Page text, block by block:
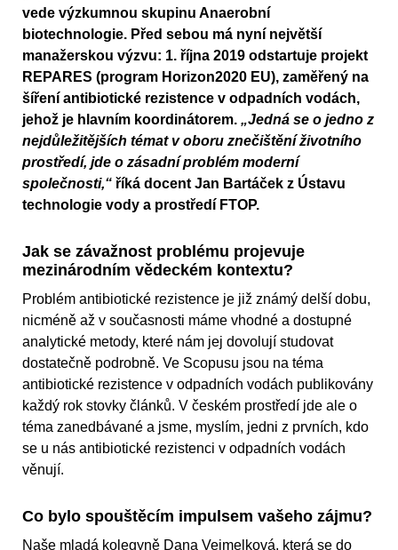
vede výzkumnou skupinu Anaerobní
biotechnologie. Před sebou má nyní největší
manažerskou výzvu: 1. října 2019 odstartuje projekt
REPARES (program Horizon2020 EU), zaměřený na
šíření antibiotické rezistence v odpadních vodách,
jehož je hlavním koordinátorem. „Jedná se o jedno z
nejdůležitějších témat v oboru znečištění životního
prostředí, jde o zásadní problém moderní
společnosti,“ říká docent Jan Bartáček z Ústavu
technologie vody a prostředí FTOP.
Jak se závažnost problému projevuje
mezinárodním vědeckém kontextu?
Problém antibiotické rezistence je již známý delší dobu,
nicméně až v současnosti máme vhodné a dostupné
analytické metody, které nám jej dovolují studovat
dostatečně podrobně. Ve Scopusu jsou na téma
antibiotické rezistence v odpadních vodách publikovány
každý rok stovky článků. V českém prostředí jde ale o
téma zanedbávané a jsme, myslím, jedni z prvních, kdo
se u nás antibiotické rezistenci v odpadních vodách
věnují.
Co bylo spouštěcím impulsem vašeho zájmu?
Naše mladá kolegyně Dana Vejmelková, která se do